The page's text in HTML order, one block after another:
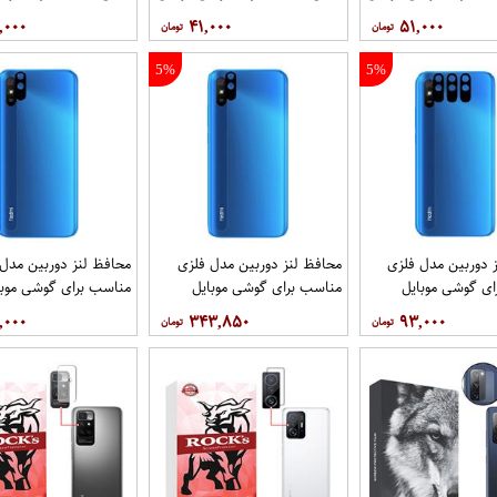
شیائومی Redmi 9i Sport بسته۵۱,۰۰۰ ۴۱,۰۰۰
5 عددی
5%
دوربین مدل فلزی
گوشی موبایل
شیائومی Redmi 9i بسته 3۹۳,۰۰۰
5%
محافظ لنز دوربین مدل فلزی
مناسب برای گوشی موبایل
شیائومی Redmi 9i بسته 40
عددی
۳۴۳,۸۵۰
محافظ لنز دوربین
مناسب برای گوشی